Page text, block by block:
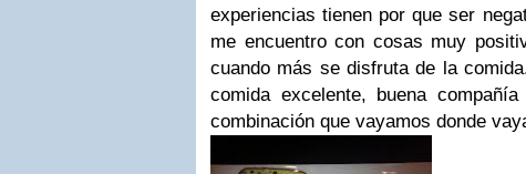
experiencias tienen por que ser
me encuentro con cosas muy
cuando más se disfruta de la
comida excelente, buena
combinación que vayamos donde